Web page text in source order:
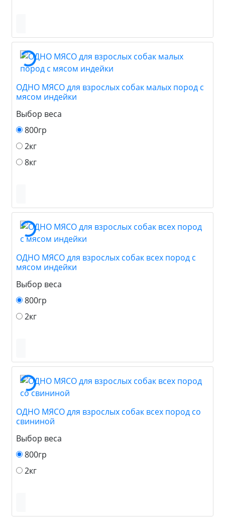
ОДНО МЯСО для взрослых собак малых пород с
мясом индейки
Выбор веса
800гр
2кг
8кг
ОДНО МЯСО для взрослых собак всех пород с
мясом индейки
Выбор веса
800гр
2кг
ОДНО МЯСО для взрослых собак всех пород со
свининой
Выбор веса
800гр
2кг